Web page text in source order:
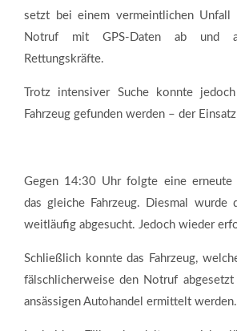
setzt bei einem vermeintlichen Unfall
Notruf mit GPS-Daten ab und
Rettungskräfte.
Trotz intensiver Suche konnte
Fahrzeug gefunden werden – der
Gegen 14:30 Uhr folgte eine erneute
das gleiche Fahrzeug. Diesmal wurde
weitläufig abgesucht. Jedoch wieder
Schließlich konnte das Fahrzeug,
fälschlicherweise den Notruf
ansässigen Autohandel ermittelt werden.